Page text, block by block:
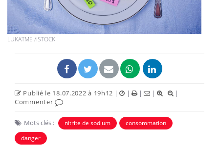
LUKATME /ISTOCK
Publié le 18.07.2022 à 19h12 | | | |
|
Commenter
Mots clés : nitrite de sodium
consommation
danger